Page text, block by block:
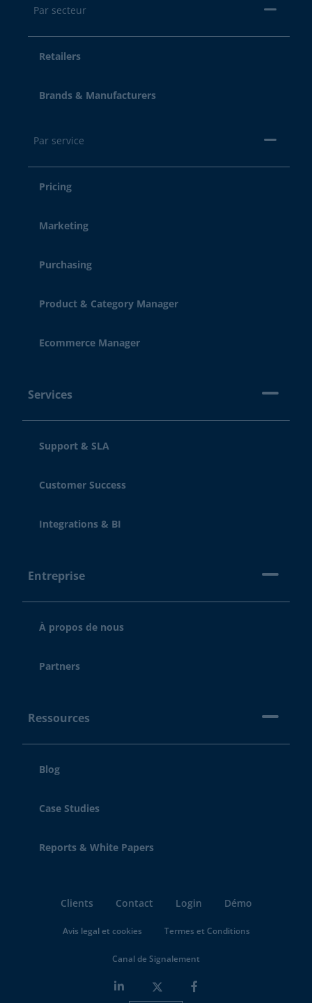
Par secteur
Retailers
Brands & Manufacturers
Par service
Pricing
Marketing
Purchasing
Product & Category Manager
Ecommerce Manager
Services
Support & SLA
Customer Success
Integrations & BI
Entreprise
À propos de nous
Partners
Ressources
Blog
Case Studies
Reports & White Papers
Clients Contact Login Démo
Avis legal et cookies Termes et Conditions
Canal de Signalement